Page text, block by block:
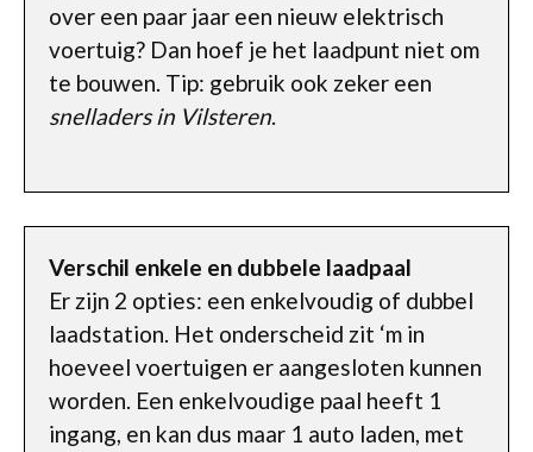
over een paar jaar een nieuw elektrisch
voertuig? Dan hoef je het laadpunt niet om
te bouwen. Tip: gebruik ook zeker een
snelladers in Vilsteren.
Verschil enkele en dubbele laadpaal
Er zijn 2 opties: een enkelvoudig of dubbel
laadstation. Het onderscheid zit ‘m in
hoeveel voertuigen er aangesloten kunnen
worden. Een enkelvoudige paal heeft 1
ingang, en kan dus maar 1 auto laden, met